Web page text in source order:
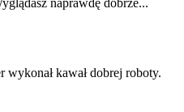
naprawdę dobrze...
kawał dobrej roboty.